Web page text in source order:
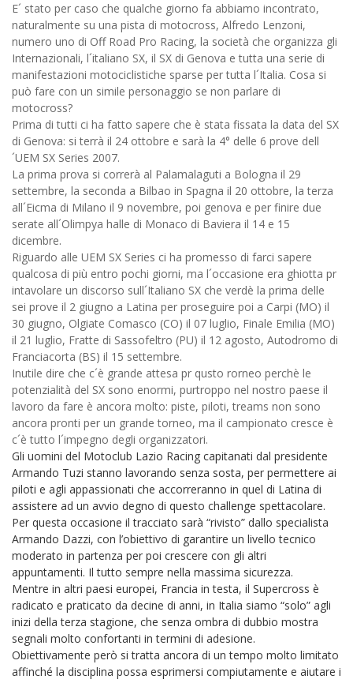
E´ stato per caso che qualche giorno fa abbiamo incontrato,
naturalmente su una pista di motocross, Alfredo Lenzoni,
numero uno di Off Road Pro Racing, la società che organizza gli
Internazionali, l´italiano SX, il SX di Genova e tutta una serie di
manifestazioni motociclistiche sparse per tutta l´Italia. Cosa si
può fare con un simile personaggio se non parlare di
motocross?
Prima di tutti ci ha fatto sapere che è stata fissata la data del SX
di Genova: si terrà il 24 ottobre e sarà la 4° delle 6 prove dell
´UEM SX Series 2007.
La prima prova si correrà al Palamalaguti a Bologna il 29
settembre, la seconda a Bilbao in Spagna il 20 ottobre, la terza
all´Eicma di Milano il 9 novembre, poi genova e per finire due
serate all´Olimpya halle di Monaco di Baviera il 14 e 15
dicembre.
Riguardo alle UEM SX Series ci ha promesso di farci sapere
qualcosa di più entro pochi giorni, ma l´occasione era ghiotta pr
intavolare un discorso sull´Italiano SX che verdè la prima delle
sei prove il 2 giugno a Latina per proseguire poi a Carpi (MO) il
30 giugno, Olgiate Comasco (CO) il 07 luglio, Finale Emilia (MO)
il 21 luglio, Fratte di Sassofeltro (PU) il 12 agosto, Autodromo di
Franciacorta (BS) il 15 settembre.
Inutile dire che c´è grande attesa pr qusto rorneo perchè le
potenzialità del SX sono enormi, purtroppo nel nostro paese il
lavoro da fare è ancora molto: piste, piloti, treams non sono
ancora pronti per un grande torneo, ma il campionato cresce è
c´è tutto l´impegno degli organizzatori.
Gli uomini del Motoclub Lazio Racing capitanati dal presidente
Armando Tuzi stanno lavorando senza sosta, per permettere ai
piloti e agli appassionati che accorreranno in quel di Latina di
assistere ad un avvio degno di questo challenge spettacolare.
Per questa occasione il tracciato sarà “rivisto” dallo specialista
Armando Dazzi, con l’obiettivo di garantire un livello tecnico
moderato in partenza per poi crescere con gli altri
appuntamenti. Il tutto sempre nella massima sicurezza.
Mentre in altri paesi europei, Francia in testa, il Supercross è
radicato e praticato da decine di anni, in Italia siamo “solo” agli
inizi della terza stagione, che senza ombra di dubbio mostra
segnali molto confortanti in termini di adesione.
Obiettivamente però si tratta ancora di un tempo molto limitato
affinché la disciplina possa esprimersi compiutamente e aiutare i